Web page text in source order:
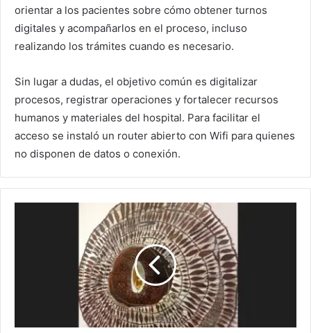
orientar a los pacientes sobre cómo obtener turnos
digitales y acompañarlos en el proceso, incluso
realizando los trámites cuando es necesario.
Sin lugar a dudas, el objetivo común es digitalizar
procesos, registrar operaciones y fortalecer recursos
humanos y materiales del hospital. Para facilitar el
acceso se instaló un router abierto con Wifi para quienes
no disponen de datos o conexión.